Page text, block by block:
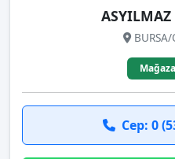
ASYILMAZ
Cep: 0